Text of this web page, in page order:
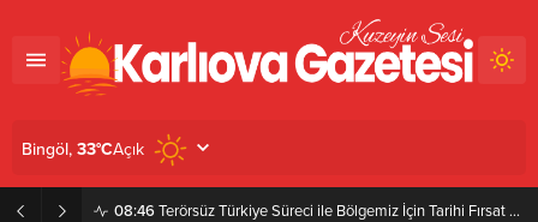
08:46 Terörsüz Türkiye Süreci ile Bölgemiz İçin Tarihi Fırsat Pencereleri Açılıyor
Bingöl, 33°CAçık